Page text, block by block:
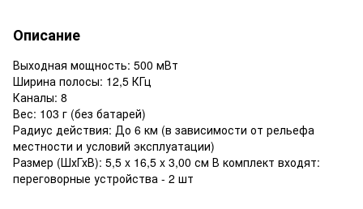
Описание
Выходная мощность: 500 мВт
Ширина полосы: 12,5 КГц
Каналы: 8
Вес: 103 г (без батарей)
Радиус действия: До 6 км (в зависимости от рельефа
местности и условий эксплуатации)
Размер (ШхГхВ): 5,5 x 16,5 x 3,00 см В комплект входят:
переговорные устройства - 2 шт